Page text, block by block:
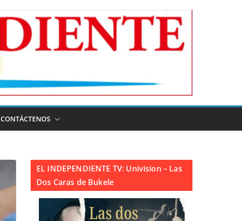
CONTÁCTENOS
EL INDEPENDIENTE TV: Univision – Las
Dos Caras de Bukele